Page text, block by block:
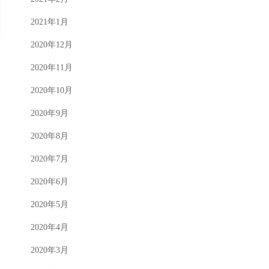
2021年1月
2020年12月
2020年11月
2020年10月
2020年9月
2020年8月
2020年7月
2020年6月
2020年5月
2020年4月
2020年3月